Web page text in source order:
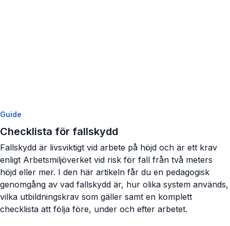
Guide
Checklista för fallskydd
Fallskydd är livsviktigt vid arbete på höjd och är ett krav
enligt Arbetsmiljöverket vid risk för fall från två meters
höjd eller mer. I den här artikeln får du en pedagogisk
genomgång av vad fallskydd är, hur olika system används,
vilka utbildningskrav som gäller samt en komplett
checklista att följa före, under och efter arbetet.